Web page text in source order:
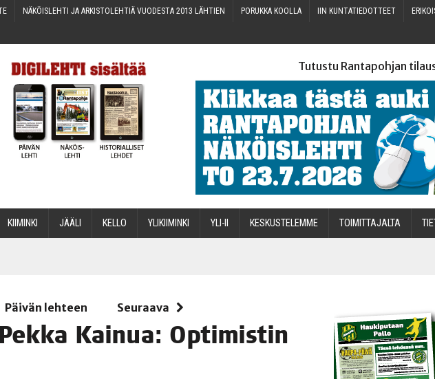
NÄKÖIS­LEH­TI JA ARKIS­TO­LEH­TIÄ VUO­DES­TA 2013 LÄHTIEN PORUK­KA KOOLLA IIN KUN­TA­TIE­DOT­TEET
Tutustu Rantapohjan
KII­MIN­KI JÄÄ­LI KEL­LO YLI­KII­MIN­KI YLI-II KES­KUS­TE­LEM­ME TOI­MIT­TA­JAL­TA
Päivän lehteen Seuraava
Kai­nua: Opti­mis­tin